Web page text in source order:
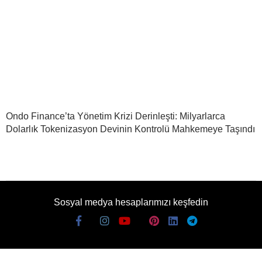
Ondo Finance’ta Yönetim Krizi Derinleşti: Milyarlarca
Dolarlık Tokenizasyon Devinin Kontrolü Mahkemeye Taşındı
Sosyal medya hesaplarımızı keşfedin